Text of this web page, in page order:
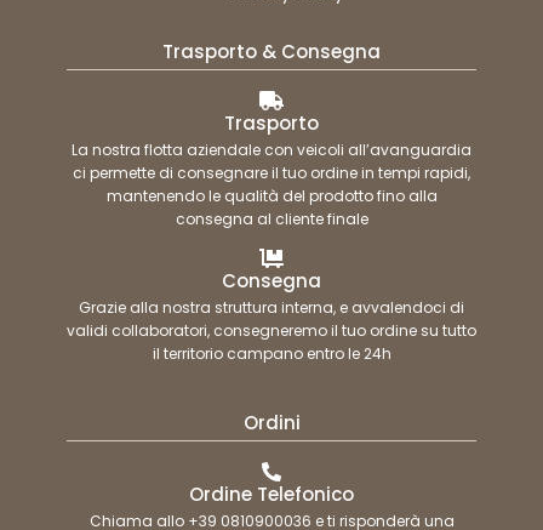
Trasporto & Consegna
Trasporto
La nostra flotta aziendale con veicoli all’avanguardia
ci permette di consegnare il tuo ordine in tempi rapidi,
mantenendo le qualità del prodotto fino alla
consegna al cliente finale
Consegna
Grazie alla nostra struttura interna, e avvalendoci di
validi collaboratori, consegneremo il tuo ordine su tutto
il territorio campano entro le 24h
Ordini
Ordine Telefonico
Chiama allo +39 0810900036 e ti risponderà una